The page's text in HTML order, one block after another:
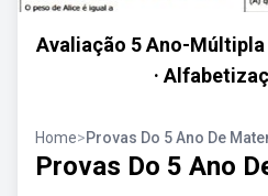
Avaliação 5 Ano-
·
Home>Provas Do 5 Ano De
Provas Do 5 Ano